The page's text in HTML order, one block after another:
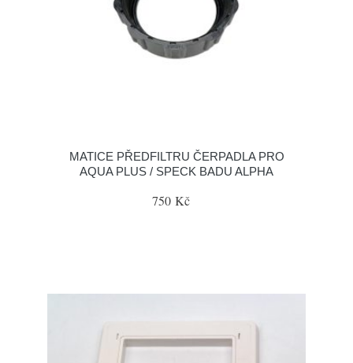
MATICE PŘEDFILTRU ČERPADLA PRO
AQUA PLUS / SPECK BADU ALPHA
750 Kč